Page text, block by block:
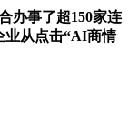
办事了超150家连
业从点击“AI商情